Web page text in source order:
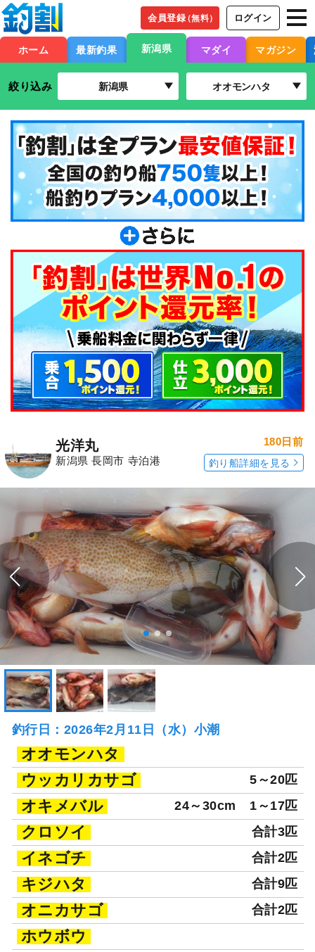
会員登録（無料） ログイン
ホーム 最新釣果 新潟県 マダイ マガジン
絞り込み 新潟県 オオモンハタ
光洋丸
新潟県 長岡市 寺泊港
180日前
釣り船詳細を見る
釣行日：2026年2月11日（水）小潮
オオモンハタ
ウッカリカサゴ
5～20匹
オキメバル 24～30cm 1～17匹
クロソイ 合計3匹
イネゴチ 合計2匹
キジハタ 合計9匹
オニカサゴ 合計2匹
ホウボウ